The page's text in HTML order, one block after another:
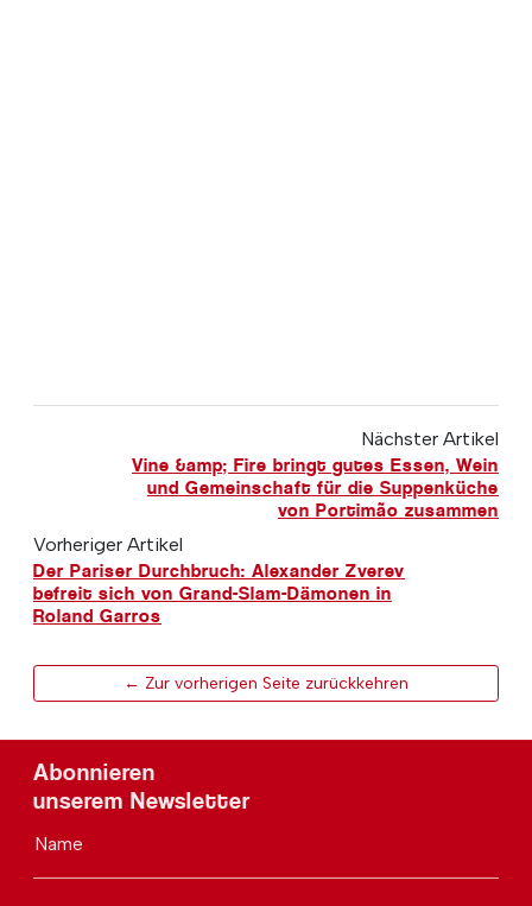
Nächster Artikel
Vine &amp; Fire bringt gutes Essen, Wein
und Gemeinschaft für die Suppenküche
von Portimão zusammen
Vorheriger Artikel
Der Pariser Durchbruch: Alexander Zverev
befreit sich von Grand-Slam-Dämonen in
Roland Garros
← Zur vorherigen Seite zurückkehren
Abonnieren
unserem Newsletter
Name